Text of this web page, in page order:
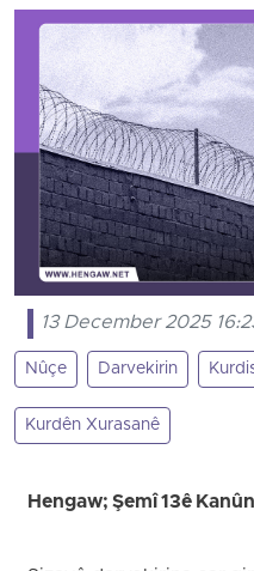
13 December 2025
Nûçe Darvekirin
Kurdên Xurasanê
Hengaw; Şemî 13ê